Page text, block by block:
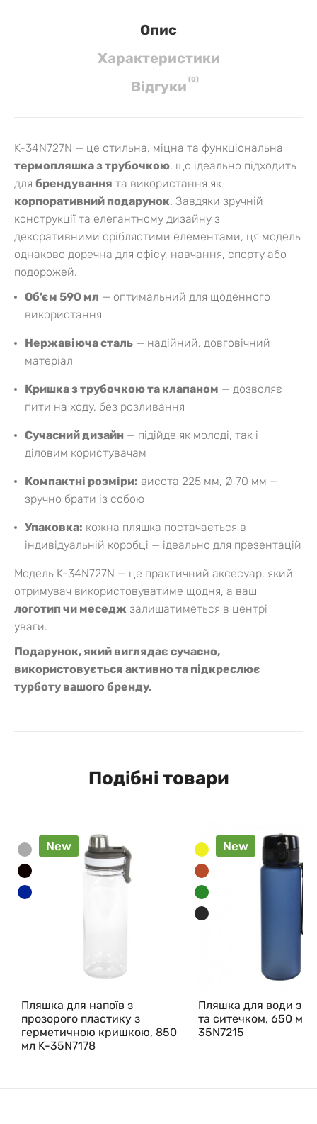
Опис
Характеристики
Вiдгуки (0)
K-34N727N — це стильна, міцна та функціональна
термопляшка з трубочкою, що ідеально підходить
для брендування та використання як
корпоративний подарунок. Завдяки зручній
конструкції та елегантному дизайну з
декоративними сріблястими елементами, ця модель
однаково доречна для офісу, навчання, спорту або
подорожей.
Об’єм 590 мл — оптимальний для щоденного
використання
Нержавіюча сталь — надійний, довговічний
матеріал
Кришка з трубочкою та клапаном — дозволяє
пити на ходу, без розливання
Сучасний дизайн — підійде як молоді, так і
діловим користувачам
Компактні розміри: висота 225 мм, Ø 70 мм —
зручно брати із собою
Упаковка: кожна пляшка постачається в
індивідуальній коробці — ідеально для презентацій
Модель K-34N727N — це практичний аксесуар, який
отримувач використовуватиме щодня, а ваш
логотип чи меседж залишатиметься в центрі
уваги.
Подарунок, який виглядає сучасно,
використовується активно та підкреслює
турботу вашого бренду.
Подібні товари
New
Пляшка для напоїв з
прозорого пластику з
герметичною кришкою, 850
мл K-35N7178
New
Пляшка для води з
та ситечком, 650 мл
35N7215